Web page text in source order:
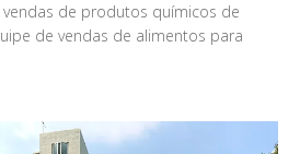
de produtos químicos de
de vendas de alimentos para